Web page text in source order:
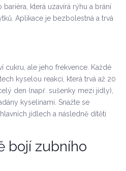
bariéra, která uzavírá rýhu a brání
Aplikace je bezbolestná a trvá
cukru, ale jeho frekvence. Každé
kyselou reakci, která trvá až 20
den (např. sušenky mezi jídly),
kyselinami. Snažte se
jídlech a následně dítěti
bojí zubního